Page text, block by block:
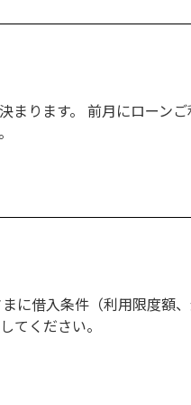
ります。 前月にローン
に借入条件（利用限度額
てください。